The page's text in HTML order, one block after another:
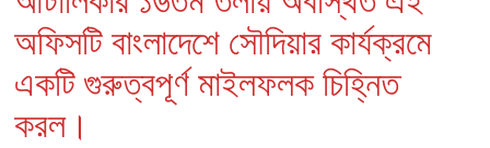
অফিসটি বাংলাদেশে সৌদিয়ার কার্যক্রমে
একটি গুরুত্বপূর্ণ মাইলফলক চিহ্নিত
করল।